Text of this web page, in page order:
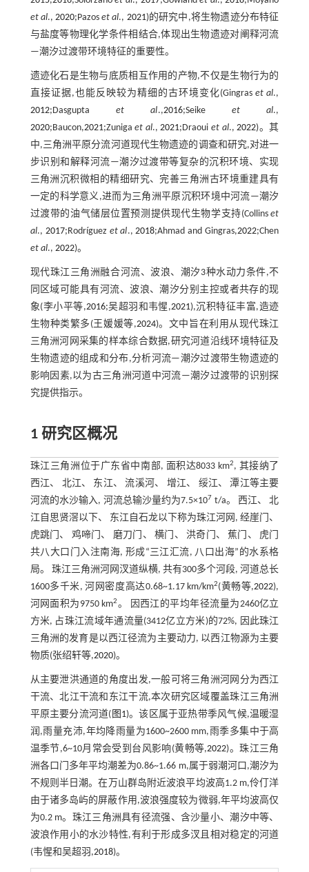
et al., 2020;Pazoset al., 2021)的研究中,将生物遗迹分布特征
与盐度等物理化学条件相结合,体现出生物遗迹对阐释河流
—潮汐过渡带环境特征的重要性。
遗迹化石是生物与底质相互作用的产物,不仅是生物行为的
直接证据,也能反映较为精细的古环境变化(Gingraset al.,
2012;Dasguptaet al.,2016;Seike et al.,
2020;Baucon,2021;Zunigaet al.,2021;Draouiet al.,2022)。其
中,三角洲平原分流河道现代生物遗迹的调查和研究,对进一
步识别和解释河流—潮汐过渡带等复杂的沉积环境、实现
三角洲沉积微相的精细研究、完善三角洲古环境重建具有
一定的科学意义,进而为三角洲平原沉积环境中河流—潮汐
过渡带的油气储层位置预测提供现代生物学支持(Collinset
al., 2017;Rodríguez et al.,2018;Ahmad and Gingras,2022;Chen
et al., 2022)。
现代珠江三角洲融合河流、波浪、潮汐3种水动力条件,不
同区域可能具有河流、波浪、潮汐分别主控或者共存的现
象(李小平等,2016;吴超羽和韦惺,2021),沉积特征丰富,造迹
生物种类繁多(王媛媛等,2024)。文中旨在利用从现代珠江
三角洲河网采集的样本综合数据,研究河道沿线环境特征及
生物遗迹的组成和分布,分析河流—潮汐过渡带生物遗迹的
影响因素,以为古三角洲河道中河流—潮汐过渡带的识别探
究提供指示。
1 研究区概况
珠江三角洲位于广东省中南部, 面积达8033 km2, 其接纳了
西江、 北江、 东江、 流溪河、 增江、 绥江、 潭江等主要
河流的水沙输入, 河流总输沙量约为7.5×107 t/a。 西江、 北
江自思贤滘以下、 东江自石龙以下称为珠江河网, 经崖门、
虎跳门、 鸡啼门、 磨刀门、 横门、 洪奇门、 蕉门、 虎门
共八大口门入注南海, 形成“三江汇流, 八口出海”的水系格
局。 珠江三角洲河网汊道纵横, 共有300多个河段, 河道总长
1600多千米, 河网密度高达0.68~1.17 km/km2(黄畅等,2022),
河网面积为9750 km2。 因西江的平均年径流量为2460亿立
方米, 占珠江流域年通流量(3412亿立方米)的72%, 因此珠江
三角洲的发育是以西江径流为主要动力, 以西江物源为主要
物质(张绍轩等,2020)。
从主要泄洪通道的角度出发,一般可将三角洲河网分为西江
干流、北江干流和东江干流,本次研究区域覆盖珠江三角洲
平原主要分流河道( 图1)。该区属于亚热带季风气候,温暖湿
润,雨量充沛,年均降雨量为1600~2600 mm,雨季多集中于高
温季节,6~10月常会受到台风影响(黄畅等,2022)。珠江三角
洲各口门多年平均潮差为0.86~1.66 m,属于弱潮河口,潮汐为
不规则半日潮。在万山群岛附近波浪平均波高1.2 m,伶仃洋
由于诸多岛屿的屏蔽作用,波浪强度较为微弱,年平均波高仅
为0.2 m。珠江三角洲具有径流强、含沙量小、潮汐中等、
波浪作用小的水沙特性,有利于形成多汊且相对稳定的河道
(韦惺和吴超羽,2018)。